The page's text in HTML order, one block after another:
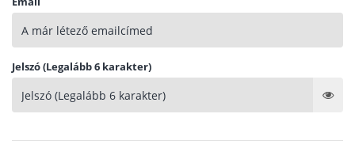
Jelszó (Legalább 6 karakter)